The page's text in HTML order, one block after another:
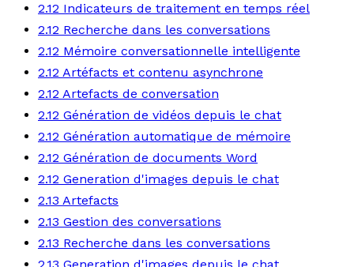
2.12 Indicateurs de traitement en temps réel
2.12 Recherche dans les conversations
2.12 Mémoire conversationnelle intelligente
2.12 Artéfacts et contenu asynchrone
2.12 Artefacts de conversation
2.12 Génération de vidéos depuis le chat
2.12 Génération automatique de mémoire
2.12 Génération de documents Word
2.12 Generation d'images depuis le chat
2.13 Artefacts
2.13 Gestion des conversations
2.13 Recherche dans les conversations